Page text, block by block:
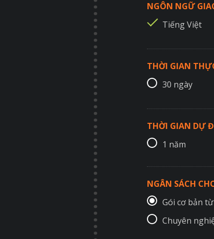
NGÔN NGỮ
Tiếng Việt
THỜI GIAN
30 ngày
THỜI GIAN DỰ
1 năm
NGÂN SÁCH
Gói cơ bản
Chuyên